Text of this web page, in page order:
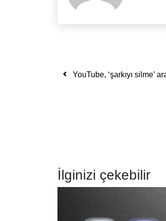
Yazı dolaşımı
YouTube, ‘şarkıyı silme’
İlginizi çekebilir